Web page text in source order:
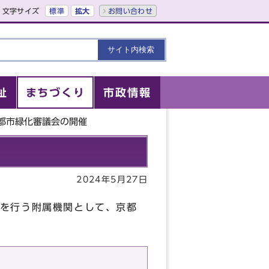
文字サイズ 標準 拡大 お問い合わせ
まちづくり 市政情報
市緑化審議会の開催
2024年5月27日
行う附属機関として、京都